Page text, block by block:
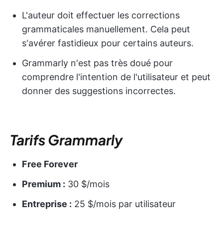
L'auteur doit effectuer les corrections
grammaticales manuellement. Cela peut
s'avérer fastidieux pour certains auteurs.
Grammarly n'est pas très doué pour
comprendre l'intention de l'utilisateur et peut
donner des suggestions incorrectes.
Tarifs Grammarly
Free Forever
Premium : 30 $/mois
Entreprise : 25 $/mois par utilisateur